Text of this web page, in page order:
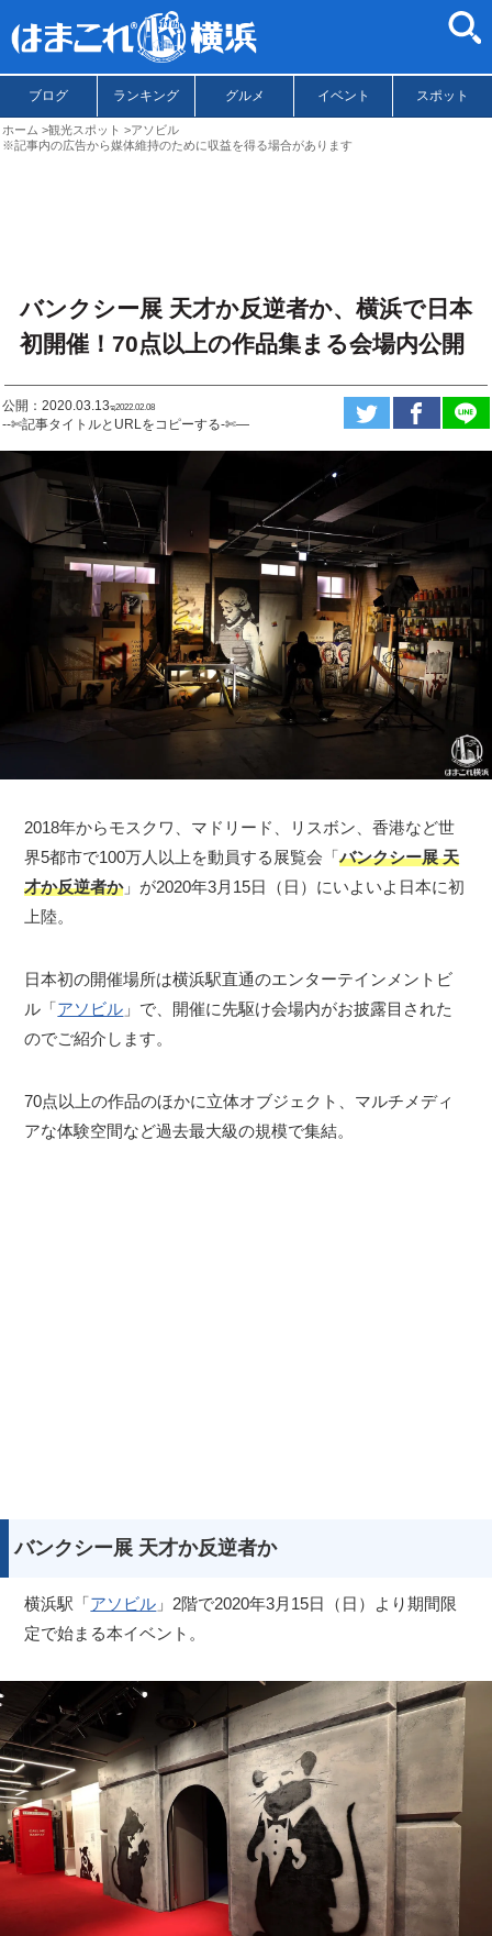
ブログ ランキング グルメ イベント スポット
ホーム 観光スポット
アソビル
※記事内の広告から媒体維持のために収益を得る場合があります
バンクシー展 天才か反逆者か、横浜で日本
初開催！70点以上の作品集まる会場内公開
公開：2020.03.13ಇ2022.02.08
--✄記事タイトルとURLをコピーする-✄—
2018年からモスクワ、マドリード、リスボン、香港など世
界5都市で100万人以上を動員する展覧会「バンクシー展 天
才か反逆者か」が2020年3月15日（日）にいよいよ日本に初
上陸。
日本初の開催場所は横浜駅直通のエンターテインメントビ
ル「アソビル 」で、開催に先駆け会場内がお披露目された
のでご紹介します。
70点以上の作品のほかに立体オブジェクト、マルチメディ
アな体験空間など過去最大級の規模で集結。
バンクシー展 天才か反逆者か
横浜駅「アソビル 」2階で2020年3月15日（日）より期間限
定で始まる本イベント。